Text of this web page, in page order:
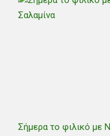
Σήμερα το φιλικό με